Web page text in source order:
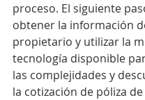
proceso. El siguiente
obtener la información
propietario y utilizar la
tecnología disponible
las complejidades y
la cotización de póliza